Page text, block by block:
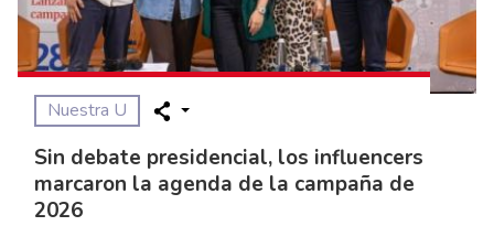
Nuestra U
Sin debate presidencial, los influencers
marcaron la agenda de la campaña de
2026